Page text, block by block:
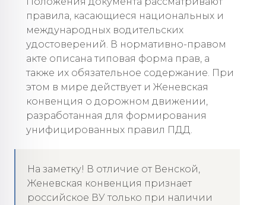
правила, касающиеся национальных и
международных водительских
удостоверений. В нормативно-правом
акте описана типовая форма прав, а
также их обязательное содержание. При
этом в мире действует и Женевская
конвенция о дорожном движении,
разработанная для формирования
унифицированных правил ПДД.
На заметку! В отличие от Венской,
Женевская конвенция признает
российское ВУ только при наличии